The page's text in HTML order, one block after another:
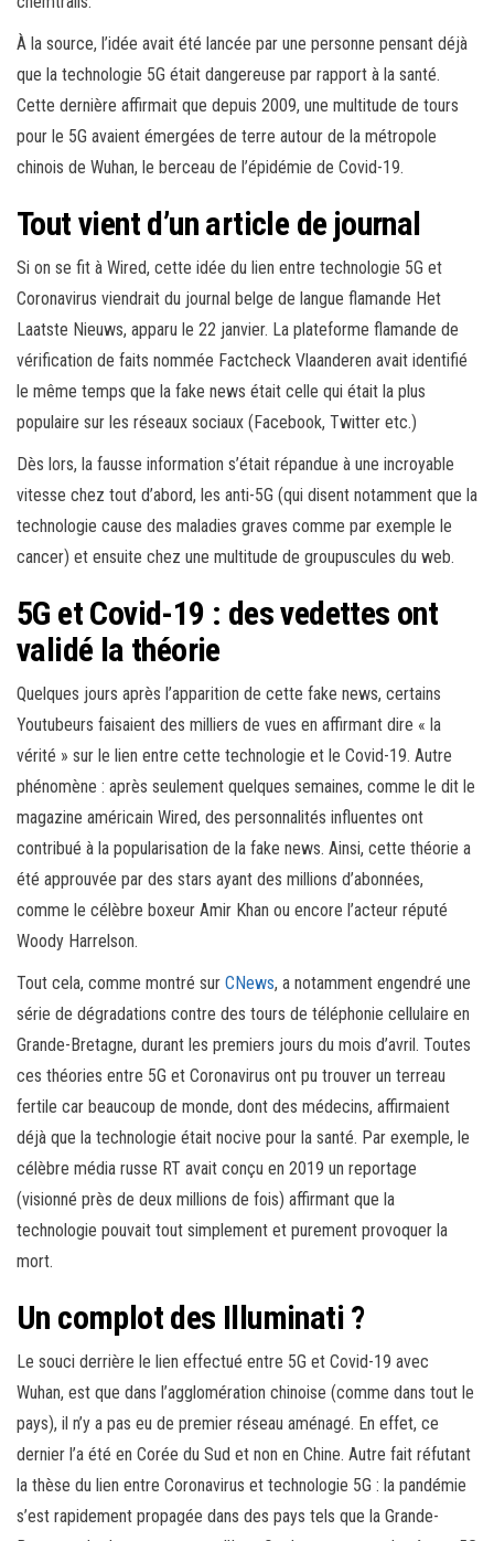
À la source, l’idée avait été lancée par une personne pensant déjà
que la technologie 5G était dangereuse par rapport à la santé.
Cette dernière affirmait que depuis 2009, une multitude de tours
pour le 5G avaient émergées de terre autour de la métropole
chinois de Wuhan, le berceau de l’épidémie de Covid-19.
Tout vient d’un article de journal
Si on se fit à Wired, cette idée du lien entre technologie 5G et
Coronavirus viendrait du journal belge de langue flamande Het
Laatste Nieuws, apparu le 22 janvier. La plateforme flamande de
vérification de faits nommée Factcheck Vlaanderen avait identifié
le même temps que la fake news était celle qui était la plus
populaire sur les réseaux sociaux (Facebook, Twitter etc.)
Dès lors, la fausse information s’était répandue à une incroyable
vitesse chez tout d’abord, les anti-5G (qui disent notamment que la
technologie cause des maladies graves comme par exemple le
cancer) et ensuite chez une multitude de groupuscules du web.
5G et Covid-19 : des vedettes ont
validé la théorie
Quelques jours après l’apparition de cette fake news, certains
Youtubeurs faisaient des milliers de vues en affirmant dire « la
vérité » sur le lien entre cette technologie et le Covid-19. Autre
phénomène : après seulement quelques semaines, comme le dit le
magazine américain Wired, des personnalités influentes ont
contribué à la popularisation de la fake news. Ainsi, cette théorie a
été approuvée par des stars ayant des millions d’abonnées,
comme le célèbre boxeur Amir Khan ou encore l’acteur réputé
Woody Harrelson.
Tout cela, comme montré sur CNews, a notamment engendré une
série de dégradations contre des tours de téléphonie cellulaire en
Grande-Bretagne, durant les premiers jours du mois d’avril. Toutes
ces théories entre 5G et Coronavirus ont pu trouver un terreau
fertile car beaucoup de monde, dont des médecins, affirmaient
déjà que la technologie était nocive pour la santé. Par exemple, le
célèbre média russe RT avait conçu en 2019 un reportage
(visionné près de deux millions de fois) affirmant que la
technologie pouvait tout simplement et purement provoquer la
mort.
Un complot des Illuminati ?
Le souci derrière le lien effectué entre 5G et Covid-19 avec
Wuhan, est que dans l’agglomération chinoise (comme dans tout le
pays), il n’y a pas eu de premier réseau aménagé. En effet, ce
dernier l’a été en Corée du Sud et non en Chine. Autre fait réfutant
la thèse du lien entre Coronavirus et technologie 5G : la pandémie
s’est rapidement propagée dans des pays tels que la Grande-